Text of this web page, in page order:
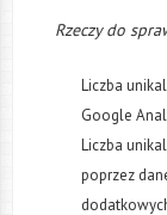
Rzeczy do
Liczba
Google
Liczba
poprzez